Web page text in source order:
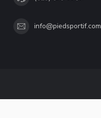
info@piedsportif.com